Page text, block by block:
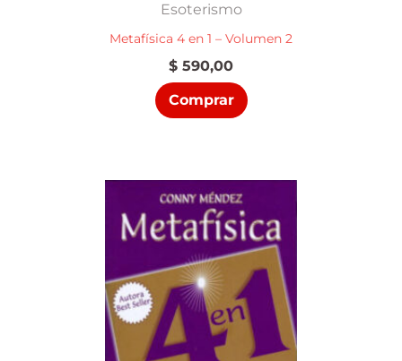
Esoterismo
Metafísica 4 en 1 – Volumen 2
$ 590,00
Comprar